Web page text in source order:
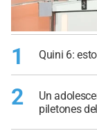
1 Quini 6:
2
Un
piletones